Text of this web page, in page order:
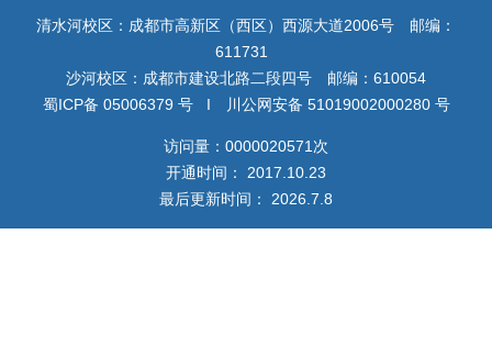
清水河校区：成都市高新区（西区）西源大道2006号 邮编：
611731
沙河校区：成都市建设北路二段四号 邮编：610054
蜀ICP备 05006379 号 I 川公网安备 51019002000280 号
访问量： 0000020571 次
开通时间： 2017 10 23
最后更新时间： 2026 7 8